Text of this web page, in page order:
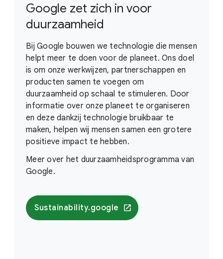
Google zet zich in voor
duurzaamheid
Bij Google bouwen we technologie die mensen
helpt meer te doen voor de planeet. Ons doel
is om onze werkwijzen, partnerschappen en
producten samen te voegen om
duurzaamheid op schaal te stimuleren. Door
informatie over onze planeet te organiseren
en deze dankzij technologie bruikbaar te
maken, helpen wij mensen samen een grotere
positieve impact te hebben.
Meer over het duurzaamheidsprogramma van
Google.
Sustainability.google